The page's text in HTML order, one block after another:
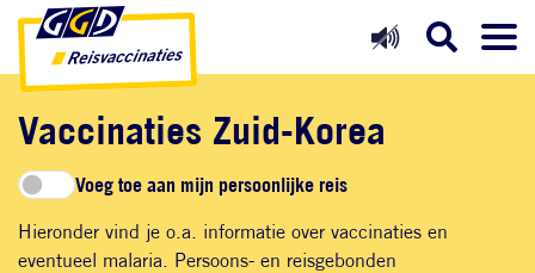
Direct naar inhoud
Direct naar hoofdnavigatie
Direct naar zoekfunctie
Vaccinaties Zuid-Korea
Voeg toe aan mijn persoonlijke reis
Hieronder vind je o.a. informatie over vaccinaties en
eventueel malaria. Persoons- en reisgebonden